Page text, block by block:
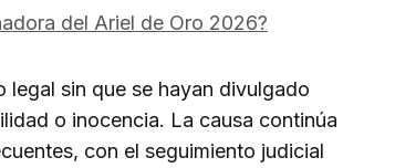
del Ariel de Oro 2026?
legal sin que se hayan divulgado
o inocencia. La causa continúa
con el seguimiento judicial